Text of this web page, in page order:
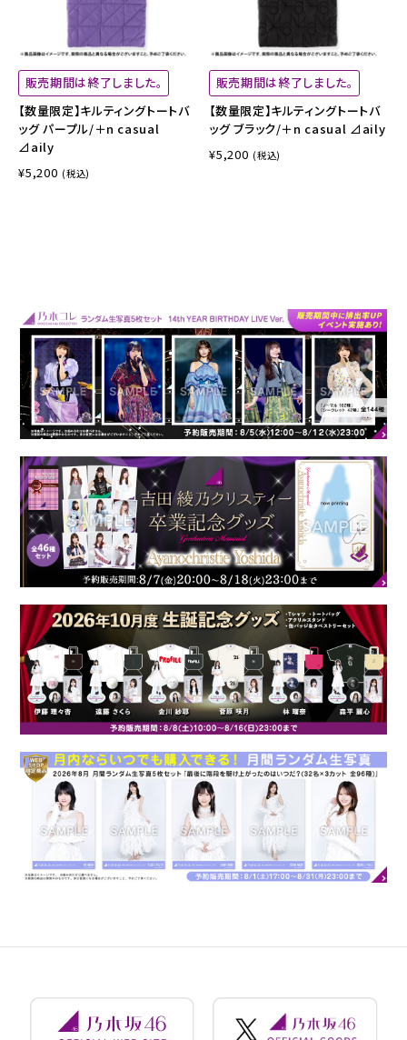
販売期間は終了しました。
【数量限定】キルティングトートバ
ッグ パープル/＋n casual
⊿aily
¥5,200 (税込)
販売期間は終了しました。
【数量限定】キルティングトートバ
ッグ ブラック/＋n casual ⊿aily
¥5,200 (税込)